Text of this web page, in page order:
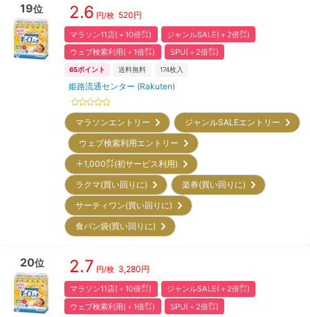
19位 2.6 円/枚 520円
マラソン11店(＋10倍㌽)
ジャンルSALE(＋2倍㌽)
ウェブ検索利用(＋1倍㌽)
SPU(＋2倍㌽)
65ポイント 送料無料 174枚入
姫路流通センター (Rakuten)
マラソンエントリー
ジャンルSALEエントリー
ウェブ検索利用エントリー
＋1,000㌽(初サービス利用)
ラクマ(買い回りに)
楽券(買い回りに)
サーティワン(買い回りに)
食パン袋(買い回りに)
20位 2.7 円/枚 3,280円
マラソン11店(＋10倍㌽)
ジャンルSALE(＋2倍㌽)
ウェブ検索利用(＋1倍㌽)
SPU(＋2倍㌽)